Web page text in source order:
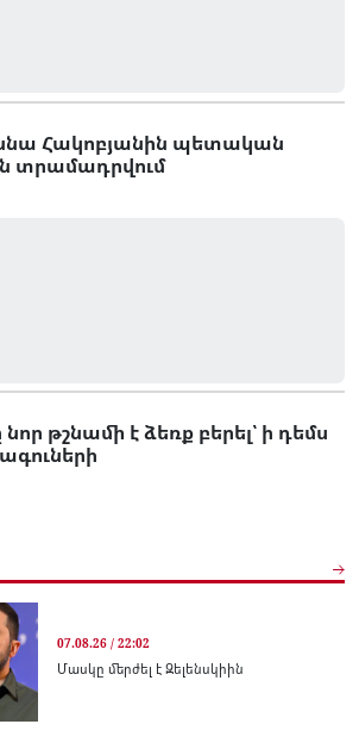
Հակոբյանին պետական
տրամադրվում
թշնամի է ձեռք բերել՝ ի դեմս
07.08.26 / 22:02
Մասկը մերժել է Զելենսկիին